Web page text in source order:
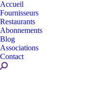
Accueil
Fournisseurs
Restaurants
Abonnements
Blog
Associations
Contact
Recherche